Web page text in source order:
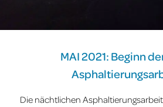
MAI 2021: Beginn
Die nächtlichen